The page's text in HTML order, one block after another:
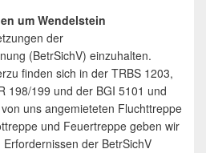
um Wendelstein
der
(BetrSichV) einzuhalten.
finden sich in der TRBS 1203,
198/199 und der BGI 5101 und
uns angemieteten Fluchttreppe
und Feuertreppe geben wir
der BetrSichV